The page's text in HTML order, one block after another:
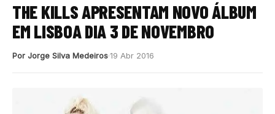
THE KILLS APRESENTAM NOVO ÁLBUM
EM LISBOA DIA 3 DE NOVEMBRO
Por Jorge Silva Medeiros19 Abr 2016